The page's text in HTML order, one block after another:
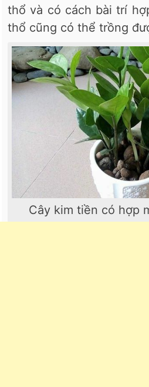
thổ và có cách bài trí
thổ cũng có thể trồng
Cây kim tiền có hợp